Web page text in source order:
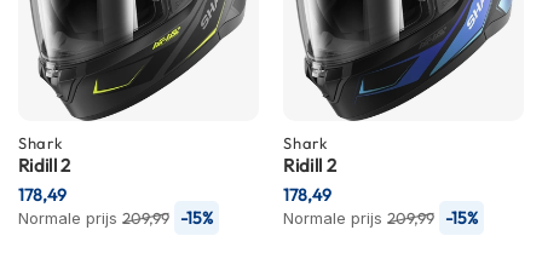
H
e
r
e
c
o
o
t
Shark
Ridill 2
Normale prijs 209,99 -15%
178,49
Shark
Ridill 2
Normale prijs 209,99 -15%
178,49